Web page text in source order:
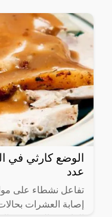
والأوروبية
الوضع كارثي في
عدد
تفاعل نشطاء على
إصابة العشرات